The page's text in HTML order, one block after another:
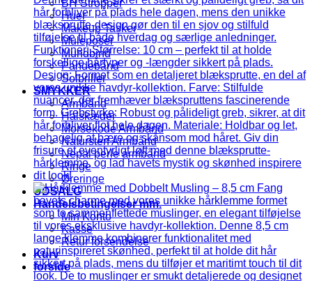
BH Stropper
Huer
Makeup Tasker
Muleposer
Mundbind
Pandebånd
Solbriller
SMYKKER
Armbånd
Halskæder
Morsekode Armbånd
Natursten Armbånd
Nepal perle armbånd
Ringe
Øreringe
UDSALG
Handelsbetingelser mm.
Min Konto
Kasse
Retur forsendelse
Kurv
forside